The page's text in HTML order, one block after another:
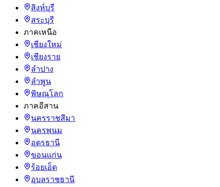
สิงห์บุรี
สระบุรี
ภาคเหนือ
เชียงใหม่
เชียงราย
ลำปาง
ลำพูน
พิษณุโลก
ภาคอีสาน
นครราชสีมา
นครพนม
อุดรธานี
ขอนแก่น
ร้อยเอ็ด
อุบลราชธานี